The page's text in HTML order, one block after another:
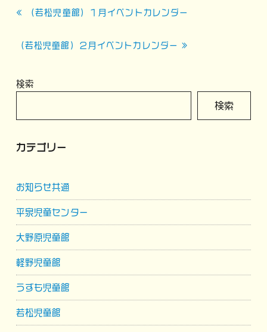
ナ
ゲ
シ
ョ
« （若松児童館）１月イベントカレンダー
（若松児童館）２月イベントカレンダー »
検索
検索
カテゴリー
お知らせ共通
平泉児童センター
大野原児童館
軽野児童館
うずも児童館
若松児童館